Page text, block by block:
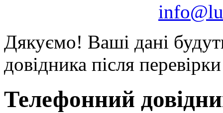
Дякуємо! Ваші дані
довідника після
Телефонний